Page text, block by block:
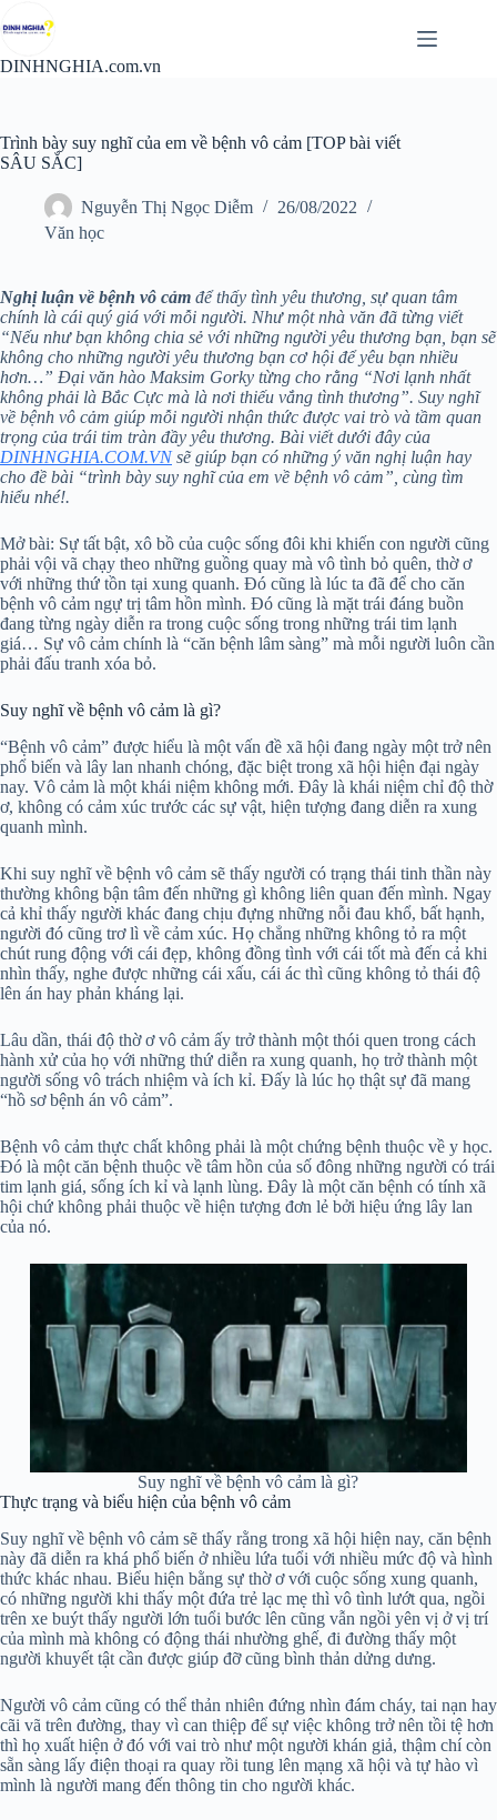
đến
nội
DINHNGHIA.com.vn
Trình bày suy nghĩ của em về bệnh vô cảm [TOP bài viết
SÂU SẮC]
Nguyễn Thị Ngọc Diễm
26/08/2022
Văn học
Nghị luận về bệnh vô cảm để thấy tình yêu thương, sự quan tâm
chính là cái quý giá với mỗi người. Như một nhà văn đã từng viết
“Nếu như bạn không chia sẻ với những người yêu thương bạn, bạn sẽ
không cho những người yêu thương bạn cơ hội để yêu bạn nhiều
hơn…” Đại văn hào Maksim Gorky từng cho rằng “Nơi lạnh nhất
không phải là Bắc Cực mà là nơi thiếu vắng tình thương”. Suy nghĩ
về bệnh vô cảm giúp mỗi người nhận thức được vai trò và tầm quan
trọng của trái tim tràn đầy yêu thương. Bài viết dưới đây của
DINHNGHIA.COM.VNsẽ giúp bạn có những ý văn nghị luận hay
cho đề bài “trình bày suy nghĩ của em về bệnh vô cảm”, cùng tìm
hiểu nhé!.
Mở bài: Sự tất bật, xô bồ của cuộc sống đôi khi khiến con người cũng
phải vội vã chạy theo những guồng quay mà vô tình bỏ quên, thờ ơ
với những thứ tồn tại xung quanh. Đó cũng là lúc ta đã để cho căn
bệnh vô cảm ngự trị tâm hồn mình. Đó cũng là mặt trái đáng buồn
đang từng ngày diễn ra trong cuộc sống trong những trái tim lạnh
giá… Sự vô cảm chính là “căn bệnh lâm sàng” mà mỗi người luôn cần
phải đấu tranh xóa bỏ.
Suy nghĩ về bệnh vô cảm là gì?
“Bệnh vô cảm” được hiểu là một vấn đề xã hội đang ngày một trở nên
phổ biến và lây lan nhanh chóng, đặc biệt trong xã hội hiện đại ngày
nay. Vô cảm là một khái niệm không mới. Đây là khái niệm chỉ độ thờ
ơ, không có cảm xúc trước các sự vật, hiện tượng đang diễn ra xung
quanh mình.
Khi suy nghĩ về bệnh vô cảm sẽ thấy người có trạng thái tinh thần này
thường không bận tâm đến những gì không liên quan đến mình. Ngay
cả khỉ thấy người khác đang chịu đựng những nỗi đau khổ, bất hạnh,
người đó cũng trơ lì về cảm xúc. Họ chẳng những không tỏ ra một
chút rung động với cái đẹp, không đồng tình với cái tốt mà đến cả khi
nhìn thấy, nghe được những cái xấu, cái ác thì cũng không tỏ thái độ
lên án hay phản kháng lại.
Lâu dần, thái độ thờ ơ vô cảm ấy trở thành một thói quen trong cách
hành xử của họ với những thứ diễn ra xung quanh, họ trở thành một
người sống vô trách nhiệm và ích kỉ. Đấy là lúc họ thật sự đã mang
“hồ sơ bệnh án vô cảm”.
Bệnh vô cảm thực chất không phải là một chứng bệnh thuộc về y học.
Đó là một căn bệnh thuộc về tâm hồn của số đông những người có trái
tim lạnh giá, sống ích kỉ và lạnh lùng. Đây là một căn bệnh có tính xã
hội chứ không phải thuộc về hiện tượng đơn lẻ bởi hiệu ứng lây lan
của nó.
Suy nghĩ về bệnh vô cảm là gì?
Thực trạng và biểu hiện của bệnh vô cảm
Suy nghĩ về bệnh vô cảm sẽ thấy rằng trong xã hội hiện nay, căn bệnh
này đã diễn ra khá phổ biến ở nhiều lứa tuổi với nhiều mức độ và hình
thức khác nhau. Biểu hiện bằng sự thờ ơ với cuộc sống xung quanh,
có những người khi thấy một đứa trẻ lạc mẹ thì vô tình lướt qua, ngồi
trên xe buýt thấy người lớn tuổi bước lên cũng vẫn ngồi yên vị ở vị trí
của mình mà không có động thái nhường ghế, đi đường thấy một
người khuyết tật cần được giúp đỡ cũng bình thản dửng dưng.
Người vô cảm cũng có thể thản nhiên đứng nhìn đám cháy, tai nạn hay
cãi vã trên đường, thay vì can thiệp để sự việc không trở nên tồi tệ hơn
thì họ xuất hiện ở đó với vai trò như một người khán giả, thậm chí còn
sẵn sàng lấy điện thoại ra quay rồi tung lên mạng xã hội và tự hào vì
mình là người mang đến thông tin cho người khác.